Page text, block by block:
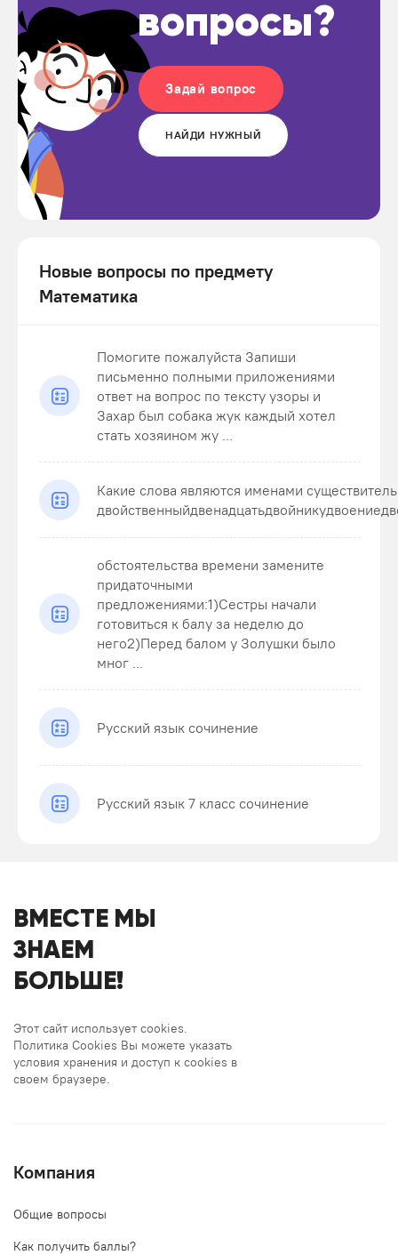
вопросы?
Задай вопрос
НАЙДИ НУЖНЫЙ
Новые вопросы по предмету
Математика
Помогите пожалуйста Запиши
письменно полными приложениями
ответ на вопрос по тексту узоры и
Захар был собака жук каждый хотел
стать хозяином жу ...
Какие слова являются именами
обстоятельства времени замените
придаточными
предложениями:1)Сестры начали
готовиться к балу за неделю до
него2)Перед балом у Золушки было
мног ...
Русский язык сочинение
Русский язык 7 класс сочинение
ВМЕСТЕ МЫ
ЗНАЕМ
БОЛЬШЕ!
Этот сайт использует cookies.
Политика Cookies Вы можете указать
условия хранения и доступ к cookies в
своем браузере.
Компания
Общие вопросы
Как получить баллы?